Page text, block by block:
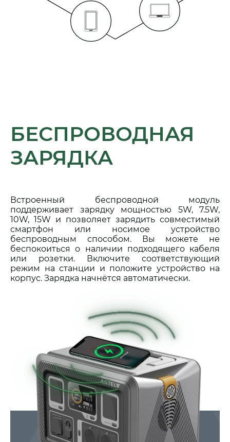
БЕСПРОВОДНАЯ
ЗАРЯДКА
Встроенный беспроводной модуль
поддерживает зарядку мощностью 5W, 7.5W,
10W, 15W и позволяет зарядить совместимый
смартфон или носимое устройство
беспроводным способом. Вы можете не
беспокоиться о наличии подходящего кабеля
или розетки. Включите соответствующий
режим на станции и положите устройство на
корпус. Зарядка начнётся автоматически.